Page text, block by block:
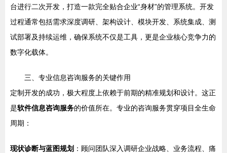
台进行二次开发，打造一款完全贴合企业“身材”的管理系统。开发
过程通常包括需求深度调研、架构设计、模块开发、系统集成、测
试部署及持续运维，确保系统不仅是工具，更是企业核心竞争力的
数字化载体。
三、专业信息咨询服务的关键作用
定制开发的成功，极大程度上依赖于前期的精准规划和设计。这正
是软件信息咨询服务的价值所在。专业的咨询服务贯穿项目全生命
周期：
现状诊断与蓝图规划 ：顾问团队深入调研企业战略、业务流程、痛